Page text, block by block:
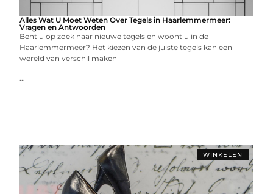
Alles Wat U Moet Weten Over Tegels in Haarlemmermeer:
Vragen en Antwoorden
Bent u op zoek naar nieuwe tegels en woont u in de
Haarlemmermeer? Het kiezen van de juiste tegels kan een
wereld van verschil maken
...
WINKELEN